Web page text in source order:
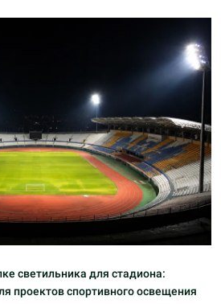
светильника для стадиона:
проектов спортивного освещения